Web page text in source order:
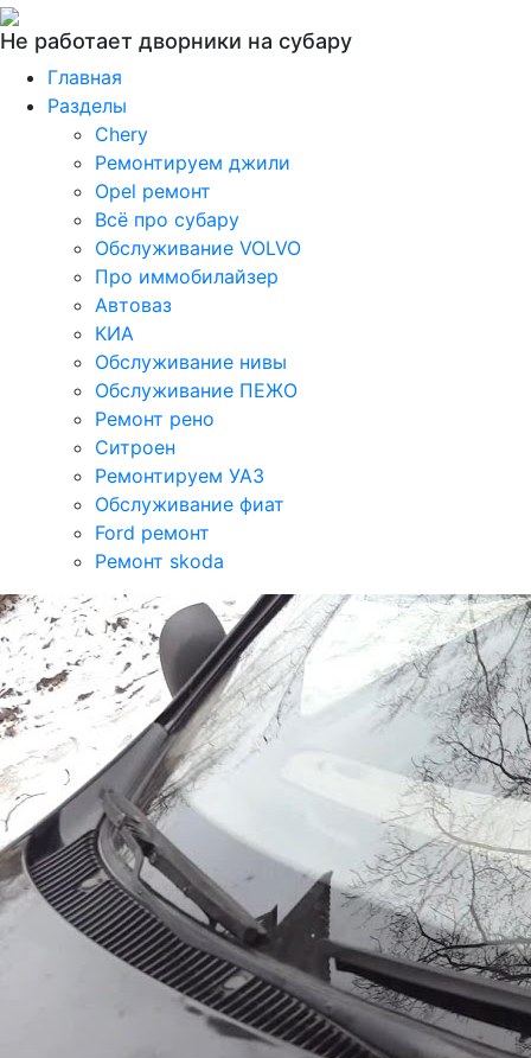
Не работает дворники на субару
Главная
Разделы
Chery
Ремонтируем джили
Opel ремонт
Всё про субару
Обслуживание VOLVO
Про иммобилайзер
Автоваз
КИА
Обслуживание нивы
Обслуживание ПЕЖО
Ремонт рено
Ситроен
Ремонтируем УАЗ
Обслуживание фиат
Ford ремонт
Ремонт skoda